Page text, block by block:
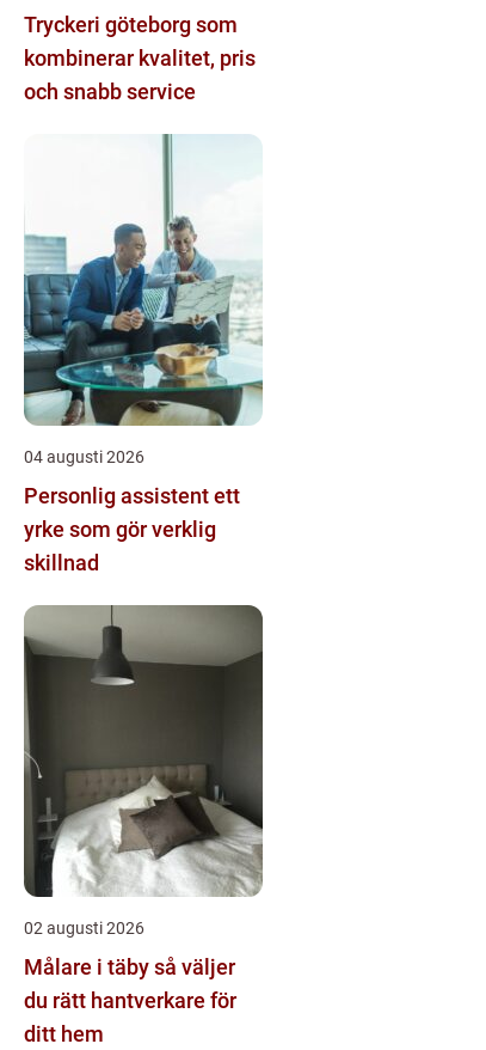
Tryckeri göteborg som
kombinerar kvalitet, pris
och snabb service
04 augusti 2026
Personlig assistent ett
yrke som gör verklig
skillnad
02 augusti 2026
Målare i täby så väljer
du rätt hantverkare för
ditt hem